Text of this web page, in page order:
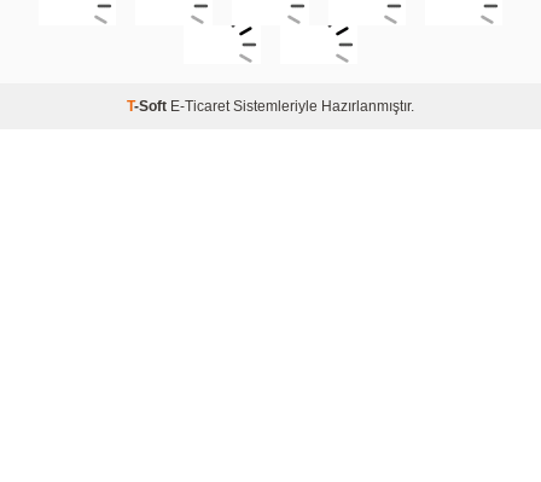
T-Soft E-Ticaret Sistemleriyle Hazırlanmıştır.